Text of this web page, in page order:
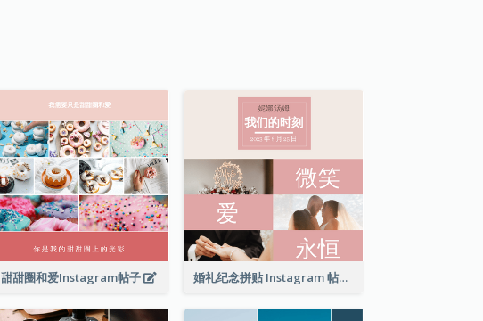
甜甜圈和爱Instagram帖子 婚礼纪念拼贴 Instagram 帖子